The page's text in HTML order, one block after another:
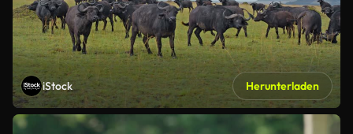
iStock Herunterladen